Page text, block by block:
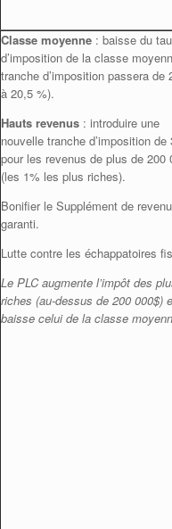
Classe moyenne : baisse du
d’imposition de la classe
tranche d’imposition passera de
à 20,5 %).
Hauts revenus : introduire une
nouvelle tranche d’imposition de
pour les revenus de plus de 200
(les 1% les plus riches).
Bonifier le Supplément de revenu
garanti.
Lutte contre les échappatoires
Le PLC augmente l’impôt des
riches (au-dessus de 200 000$)
baisse celui de la classe